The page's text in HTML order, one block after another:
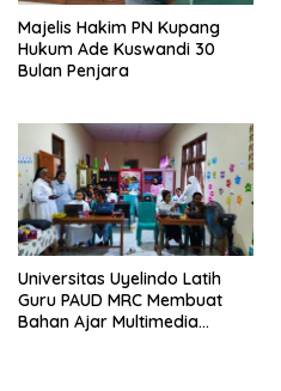
Majelis Hakim PN Kupang
Hukum Ade Kuswandi 30
Bulan Penjara
Universitas Uyelindo Latih
Guru PAUD MRC Membuat
Bahan Ajar Multimedia